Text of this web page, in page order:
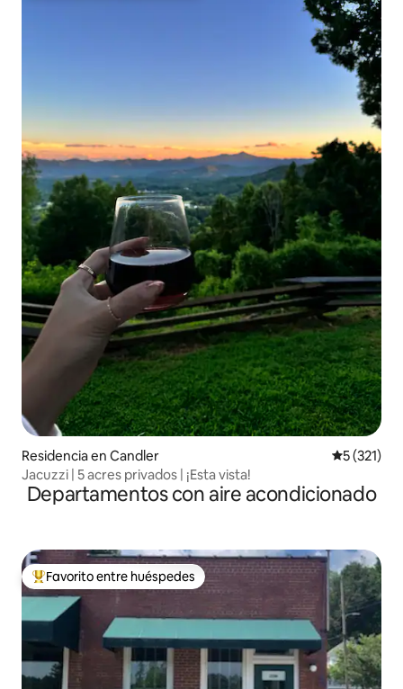
Residencia en Candler
5 (321)
Jacuzzi | 5 acres privados | ¡Esta vista!
Departamentos con aire acondicionado
De los mejores en Favorito entre huéspedes
Favorito entre huéspedes